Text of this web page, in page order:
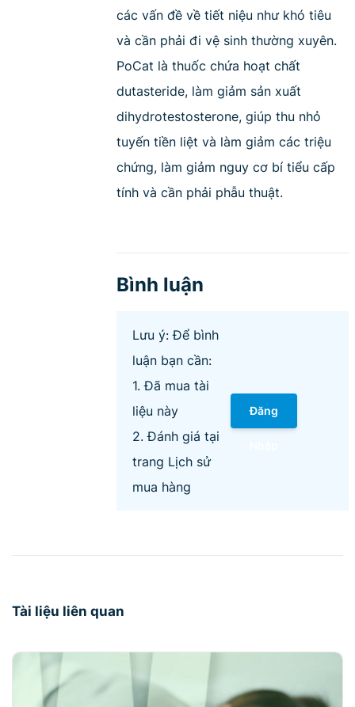
các vấn đề về tiết niệu như khó tiêu
và cần phải đi vệ sinh thường xuyên.
PoCat là thuốc chứa hoạt chất
dutasteride, làm giảm sản xuất
dihydrotestosterone, giúp thu nhỏ
tuyến tiền liệt và làm giảm các triệu
chứng, làm giảm nguy cơ bí tiểu cấp
tính và cần phải phẫu thuật.
Bình luận
Lưu ý: Để bình
luận bạn cần:
1. Đã mua tài
liệu này
2. Đánh giá tại
trang Lịch sử
mua hàng
Đăng
Tài liệu liên quan